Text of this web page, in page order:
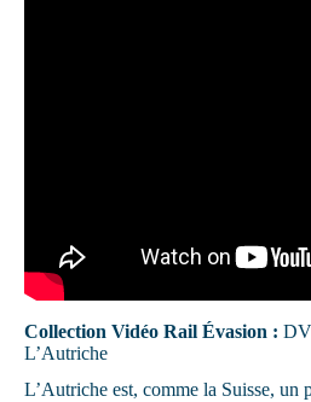
Collection Vidéo Rail Évasion :
L’Autriche
L’Autriche est, comme la Suisse, un